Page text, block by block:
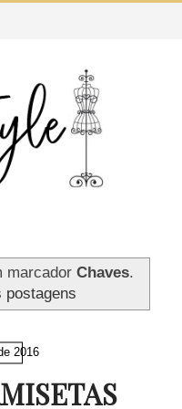
marcador Chaves.
postagens
2016